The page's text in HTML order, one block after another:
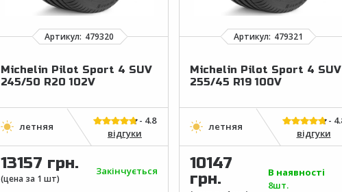
Michelin Pilot Sport 4 SUV
245/50 R20 102V
відгуки
13157 грн. Закінчується
Michelin Pilot Sport 4 SUV
255/45 R19 100V
відгуки
10147
грн.
В наявності
8шт.